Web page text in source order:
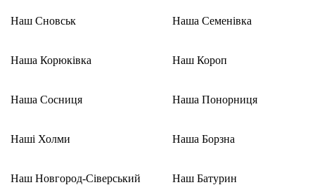
Наш Сновськ
Наша Корюківка
Наша Сосниця
Наші Холми
Наш Новгород-Сіверський
Наша Семенівка
Наш Короп
Наша Понорниця
Наша Борзна
Наш Батурин